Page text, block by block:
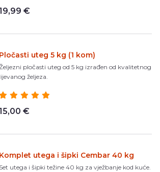
€
Pločasti uteg 5 kg (1 kom)
pločasti uteg od 5 kg izrađen od kvalitetnog
lijevanog željeza.
€
Komplet utega i šipki Cembar 40 kg
Set utega i šipki težine 40 kg za vježbanje kod kuće.